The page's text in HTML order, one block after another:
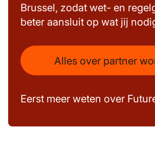
Brussel, zodat wet- en
beter aansluit op wat jij
Alles over partner
Eerst meer weten over